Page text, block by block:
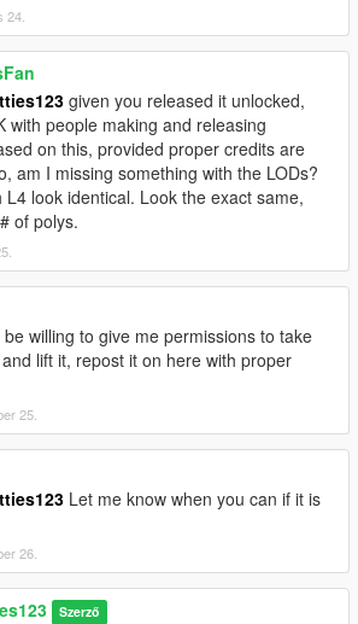
24.
given you released it unlocked,
with people making and releasing
on this, provided proper credits are
am I missing something with the LODs?
L4 look identical. Look the exact same,
of polys.
willing to give me permissions to take
lift it, repost it on here with proper
25.
Let me know when you can if it is
26.
Szerző